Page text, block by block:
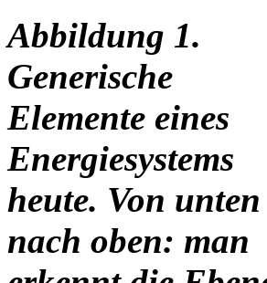
Abbildung 1.
Generische
Elemente eines
Energiesystems
heute. Von unten
nach oben: man